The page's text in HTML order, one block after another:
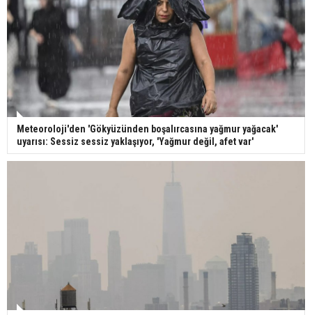
Meteoroloji'den 'Gökyüzünden boşalırcasına yağmur yağacak'
uyarısı: Sessiz sessiz yaklaşıyor, 'Yağmur değil, afet var'